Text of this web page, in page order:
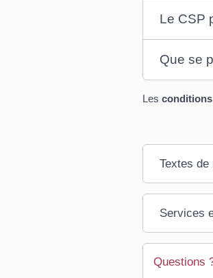
Le CSP
Que se
Les
Textes de
Services
Questions